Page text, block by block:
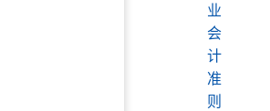
业
会
计
准
则